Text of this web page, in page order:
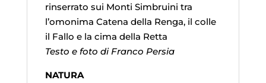
rinserrato sui Monti Simbruini tra
l’omonima Catena della Renga, il colle
il Fallo e la cima della Retta
Testo e foto di Franco Persia
NATURA